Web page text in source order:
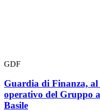
GDF
Guardia di Finanza, al
operativo del Gruppo
Basile